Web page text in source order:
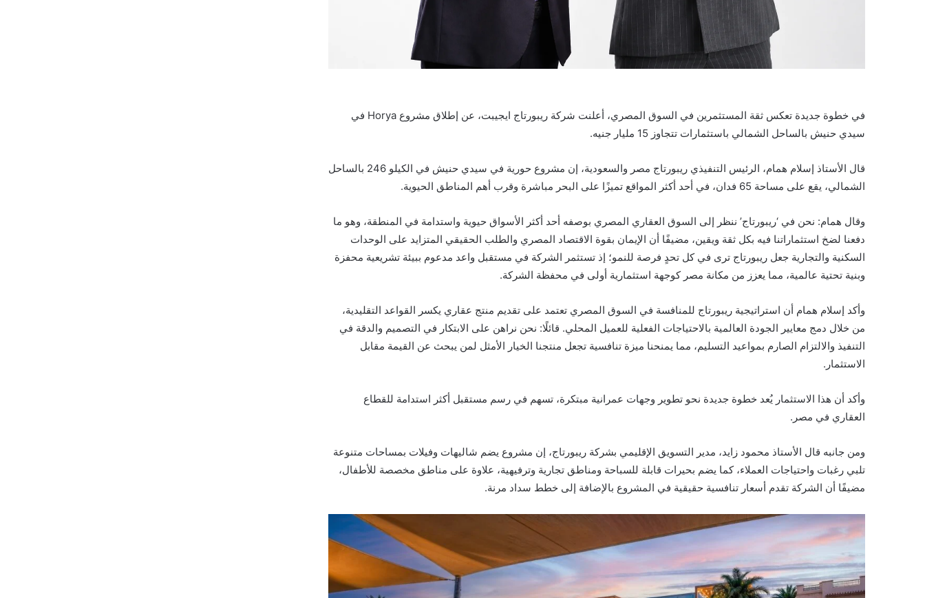
في خطوة جديدة تعكس ثقة المستثمرين في السوق المصري، أعلنت شركة ريبورتاج ايجيبت، عن إطلاق مشروع Horya في
سيدي حنيش بالساحل الشمالي باستثمارات تتجاوز 15 مليار جنيه.
قال الأستاذ إسلام همام، الرئيس التنفيذي ريبورتاج مصر والسعودية، إن مشروع حورية في سيدي حنيش في الكيلو 246 بالساحل
الشمالي، يقع على مساحة 65 فدان، في أحد أكثر المواقع تميزًا على البحر مباشرة وقرب أهم المناطق الحيوية.
وقال همام: نحن في ‘ريبورتاج’ ننظر إلى السوق العقاري المصري بوصفه أحد أكثر الأسواق حيوية واستدامة في المنطقة، وهو ما
دفعنا لضخ استثماراتنا فيه بكل ثقة ويقين، مضيفًا أن الإيمان بقوة الاقتصاد المصري والطلب الحقيقي المتزايد على الوحدات
السكنية والتجارية جعل ريبورتاج ترى في كل تحدٍ فرصة للنمو؛ إذ تستثمر الشركة في مستقبل واعد مدعوم ببيئة تشريعية محفزة
وبنية تحتية عالمية، مما يعزز من مكانة مصر كوجهة استثمارية أولى في محفظة الشركة.
وأكد إسلام همام أن استراتيجية ريبورتاج للمنافسة في السوق المصري تعتمد على تقديم منتج عقاري يكسر القواعد التقليدية،
من خلال دمج معايير الجودة العالمية بالاحتياجات الفعلية للعميل المحلي. قائلًا: نحن نراهن على الابتكار في التصميم والدقة في
التنفيذ والالتزام الصارم بمواعيد التسليم، مما يمنحنا ميزة تنافسية تجعل منتجنا الخيار الأمثل لمن يبحث عن القيمة مقابل
الاستثمار.
وأكد أن هذا الاستثمار يُعد خطوة جديدة نحو تطوير وجهات عمرانية مبتكرة، تسهم في رسم مستقبل أكثر استدامة للقطاع
العقاري في مصر.
ومن جانبه قال الأستاذ محمود زايد، مدير التسويق الإقليمي بشركة ريبورتاج، إن مشروع يضم شاليهات وفيلات بمساحات متنوعة
تلبي رغبات واحتياجات العملاء، كما يضم بحيرات قابلة للسباحة ومناطق تجارية وترفيهية، علاوة على مناطق مخصصة للأطفال،
مضيفًا أن الشركة تقدم أسعار تنافسية حقيقية في المشروع بالإضافة إلى خطط سداد مرنة.